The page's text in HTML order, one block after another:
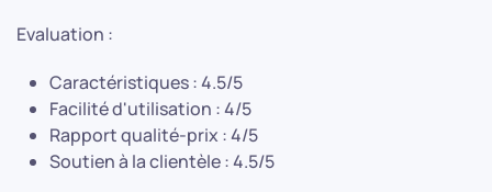
Evaluation :
Caractéristiques : 4.5/5
Facilité d'utilisation : 4/5
Rapport qualité-prix : 4/5
Soutien à la clientèle : 4.5/5